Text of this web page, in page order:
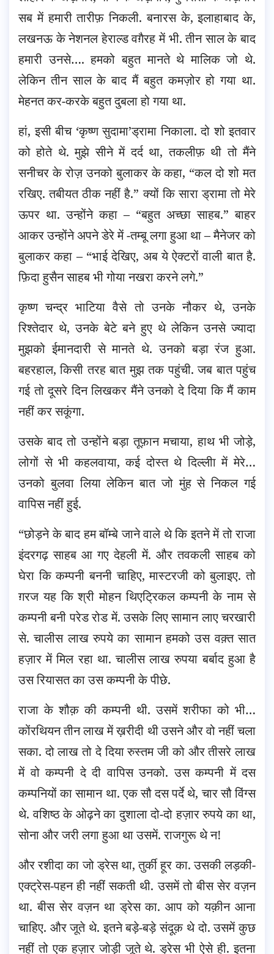
सब में हमारी तारीफ़ निकली. बनारस के, इलाहाबाद के,
लखनऊ के नेशनल हेराल्ड वग़ैरह में भी. तीन साल के बाद
हमारी उनसे…. हमको बहुत मानते थे मालिक जो थे.
लेकिन तीन साल के बाद मैं बहुत कमज़ोर हो गया था.
मेहनत कर-करके बहुत दुबला हो गया था.
हां, इसी बीच ‘कृष्ण सुदामा’ड्रामा निकाला. दो शो इतवार
को होते थे. मुझे सीने में दर्द था, तकलीफ़ थी तो मैंने
सनीचर के रोज़ उनको बुलाकर के कहा, “कल दो शो मत
रखिए. तबीयत ठीक नहीं है.” क्यों कि सारा ड्रामा तो मेरे
ऊपर था. उन्होंने कहा – “बहुत अच्छा साहब.” बाहर
आकर उन्होंने अपने डेरे में -तम्बू लगा हुआ था – मैनेजर को
बुलाकर कहा – “भाई देखिए, अब ये ऐक्टरों वाली बात है.
फ़िदा हुसैन साहब भी गोया नखरा करने लगे.”
कृष्ण चन्द्र भाटिया वैसे तो उनके नौकर थे, उनके
रिश्तेदार थे, उनके बेटे बने हुए थे लेकिन उनसे ज्यादा
मुझको ईमानदारी से मानते थे. उनको बड़ा रंज हुआ.
बहरहाल, किसी तरह बात मुझ तक पहुंची. जब बात पहुंच
गई तो दूसरे दिन लिखकर मैंने उनको दे दिया कि मैं काम
नहीं कर सकूंगा.
उसके बाद तो उन्होंने बड़ा तूफ़ान मचाया, हाथ भी जोड़े,
लोगों से भी कहलवाया, कई दोस्त थे दिल्लीा में मेरे…
उनको बुलवा लिया लेकिन बात जो मुंह से निकल गई
वापिस नहीं हुई.
“छोड़ने के बाद हम बॉम्बे जाने वाले थे कि इतने में तो राजा
इंदरगढ़ साहब आ गए देहली में. और तवकली साहब को
घेरा कि कम्पनी बननी चाहिए, मास्टरजी को बुलाइए. तो
ग़रज यह कि श्री मोहन थिएट्रिकल कम्पनी के नाम से
कम्पनी बनी परेड रोड में. उसके लिए सामान लाए चरखारी
से. चालीस लाख रुपये का सामान हमको उस वक़्त सात
हज़ार में मिल रहा था. चालीस लाख रुपया बर्बाद हुआ है
उस रियासत का उस कम्पनी के पीछे.
राजा के शौक़ की कम्पनी थी. उसमें शरीफा को भी…
कोंरथियन तीन लाख में ख़रीदी थी उसने और वो नहीं चला
सका. दो लाख तो दे दिया रुस्तम जी को और तीसरे लाख
में वो कम्पनी दे दी वापिस उनको. उस कम्पनी में दस
कम्पनियों का सामान था. एक सौ दस पर्दे थे, चार सौ विंग्स
थे. वशिष्ठ के ओढ़ने का दुशाला दो-दो हज़ार रुपये का था,
सोना और जरी लगा हुआ था उसमें. राजगुरू थे न!
और रशीदा का जो ड्रेस था, तुर्की हूर का. उसकी लड़की-
एक्ट्रेस-पहन ही नहीं सकती थी. उसमें तो बीस सेर वज़न
था. बीस सेर वज़न था ड्रेस का. आप को यक़ीन आना
चाहिए. और जूते थे. इतने बड़े-बड़े संदूक़ थे दो. उसमें कुछ
नहीं तो एक हज़ार जोड़ी जूते थे. ड्रेस भी ऐसे ही. इतना